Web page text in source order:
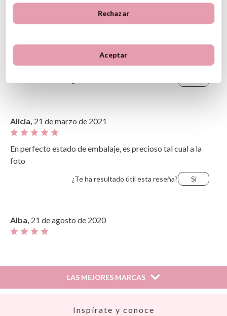
Más recientes
Más antiguo
Valoraciones más altas
Ana Raquel Alarcos Martínez,26 de marzo de
Muy bonito
Alicia, 21 de marzo de 2021
En perfecto estado de embalaje, es precioso tal cual a la
foto
¿Te ha resultado útil esta reseña? Si
Alba, 21 de agosto de 2020
LAS MEJORES MARCAS
Inspírate y conoce
Rechazar
Aceptar